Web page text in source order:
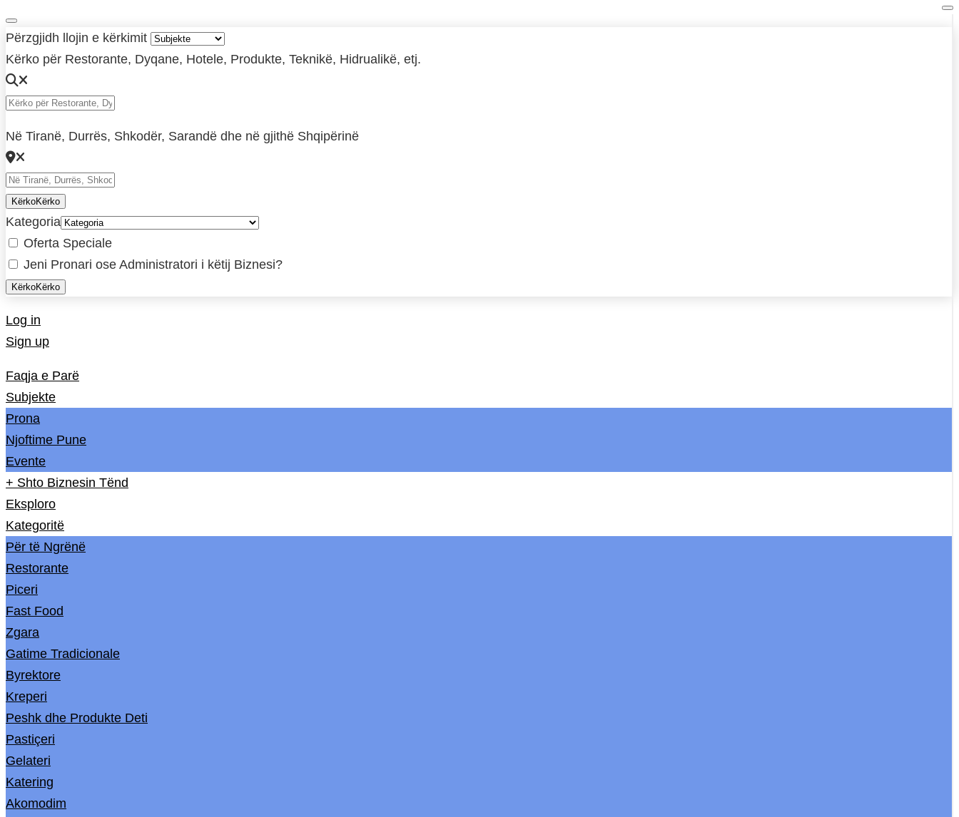
Përzgjidh llojin e kërkimit
Kërko për Restorante, Dyqane, Hotele, Produkte, Teknikë, Hidrualikë, etj.
Në Tiranë, Durrës, Shkodër, Sarandë dhe në gjithë Shqipërinë
KërkoKërko
Kategoria
Oferta Speciale
Jeni Pronari ose Administratori i këtij Biznesi?
KërkoKërko
Log in
Sign up
Faqja e Parë
Subjekte
Prona
Njoftime Pune
Evente
+ Shto Biznesin Tënd
Eksploro
Kategoritë
Për të Ngrënë
Restorante
Piceri
Fast Food
Zgara
Gatime Tradicionale
Byrektore
Kreperi
Peshk dhe Produkte Deti
Pastiçeri
Gelateri
Katering
Akomodim